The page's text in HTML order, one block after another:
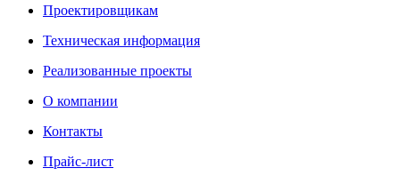
Проектировщикам
Техническая информация
Реализованные проекты
О компании
Контакты
Прайс-лист